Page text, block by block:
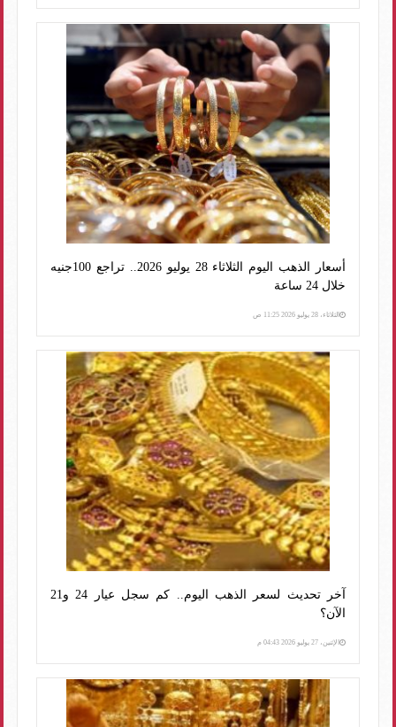
أسعار الذهب اليوم الثلاثاء 28 يوليو 2026.. تراجع 100جنيه
خلال 24 ساعة
الثلاثاء، 28 يوليو 2026 11:25 ص
آخر تحديث لسعر الذهب اليوم.. كم سجل عيار 24 و21
الآن؟
الإثنين، 27 يوليو 2026 04:43 م